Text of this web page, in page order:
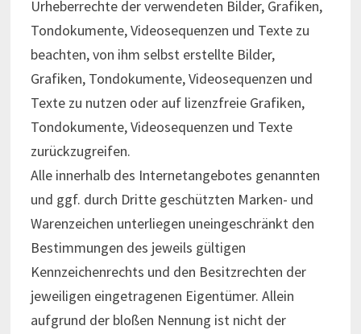
Urheberrechte der verwendeten Bilder, Grafiken,
Tondokumente, Videosequenzen und Texte zu
beachten, von ihm selbst erstellte Bilder,
Grafiken, Tondokumente, Videosequenzen und
Texte zu nutzen oder auf lizenzfreie Grafiken,
Tondokumente, Videosequenzen und Texte
zurückzugreifen.
Alle innerhalb des Internetangebotes genannten
und ggf. durch Dritte geschützten Marken- und
Warenzeichen unterliegen uneingeschränkt den
Bestimmungen des jeweils gültigen
Kennzeichenrechts und den Besitzrechten der
jeweiligen eingetragenen Eigentümer. Allein
aufgrund der bloßen Nennung ist nicht der